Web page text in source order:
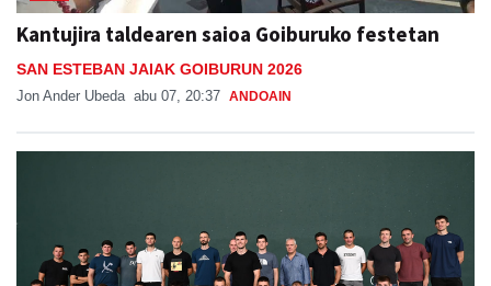
Kantujira taldearen saioa Goiburuko festetan
SAN ESTEBAN JAIAK GOIBURUN 2026
Jon Ander Ubeda abu 07, 20:37 ANDOAIN